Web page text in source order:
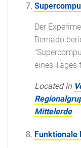
Der
Bernado
eines Tages
Located in
Mittelerde
Funktionale